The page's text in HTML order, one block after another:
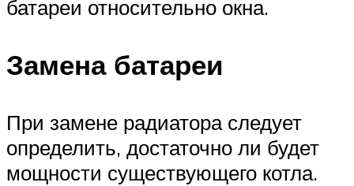
батареи относительно окна.
Замена батареи
При замене радиатора следует
определить, достаточно ли будет
мощности существующего котла.